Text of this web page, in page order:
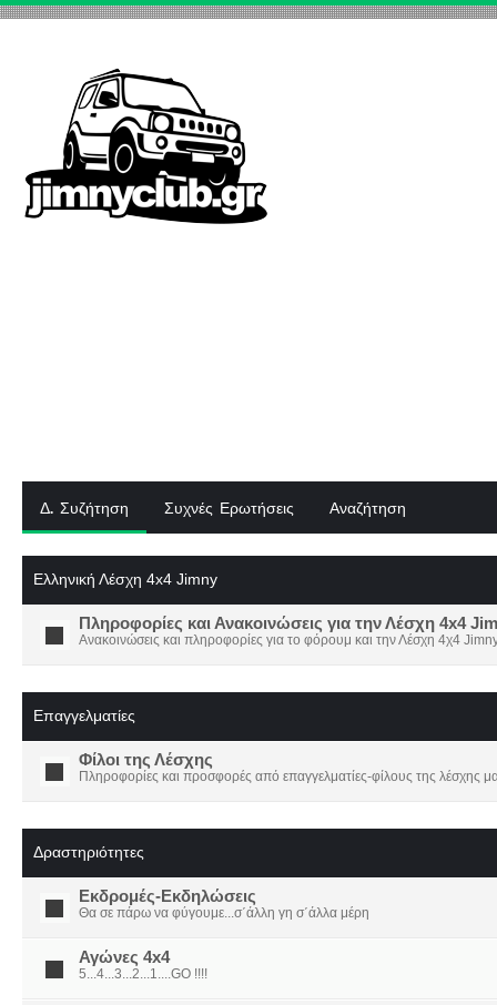
Δ. Συζήτηση Συχνές Ερωτήσεις Αναζήτηση
Ελληνική Λέσχη 4x4 Jimny
Πληροφορίες και Ανακοινώσεις για την Λέσχη 4x4
Ανακοινώσεις και πληροφορίες για το φόρουμ και την Λέσχη 4χ4
Επαγγελματίες
Φίλοι της Λέσχης
Πληροφορίες και προσφορές από επαγγελματίες-φίλους της λέσχης
Δραστηριότητες
Εκδρομές-Εκδηλώσεις
Θα σε πάρω να φύγουμε...σ΄άλλη γη σ΄άλλα μέρη
Αγώνες 4x4
5...4...3...2...1....GO !!!!